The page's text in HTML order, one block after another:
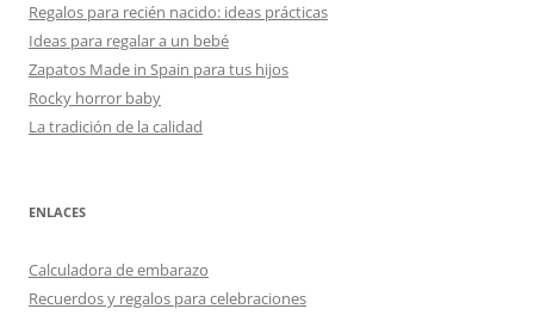
Regalos para recién nacido: ideas prácticas
Ideas para regalar a un bebé
Zapatos Made in Spain para tus hijos
Rocky horror baby
La tradición de la calidad
ENLACES
Calculadora de embarazo
Recuerdos y regalos para celebraciones